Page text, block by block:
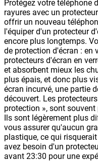
Protégez votre téléphone
rayures avec un
offrir un nouveau
l'équiper d'un protecteur
encore plus longtemps.
de protection d'écran : en
protecteurs d'écran en
et absorbent mieux les
plus épais, et donc plus
écran incurvé, une partie
découvert. Les
protection », sont
Ils sont légèrement plus
vous assurer qu'aucun
plastique, ce qui
avez besoin d'un
avant 23:30 pour une